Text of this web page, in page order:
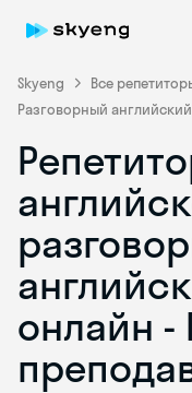
Skyeng Все
Разговорный английский
онлайн
Skyeng Chat